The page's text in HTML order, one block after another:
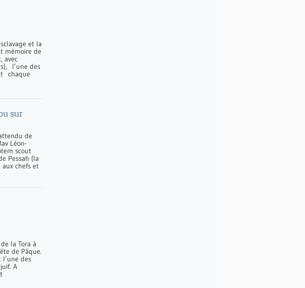
et la
mémoire de
avec
l’une des
chaque
sur
de
Léon-
scout
Pessah (la
chefs et
la Tora à
de Pâque.
l’une des
A